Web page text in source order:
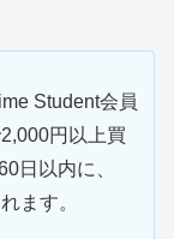
Student会員
円以上買
日以内に、
ます。